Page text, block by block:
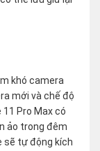
khó camera
mới và chế độ
Pro Max có
ảo trong đêm
sẽ tự động kích